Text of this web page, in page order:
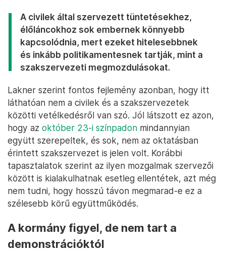
A civilek által szervezett tüntetésekhez,
élőláncokhoz sok embernek könnyebb
kapcsolódnia, mert ezeket hitelesebbnek
és inkább politikamentesnek tartják, mint a
szakszervezeti megmozdulásokat.
Lakner szerint fontos fejlemény azonban, hogy itt
láthatóan nem a civilek és a szakszervezetek
közötti vetélkedésről van szó. Jól látszott ez azon,
hogy az október 23-i színpadon mindannyian
együtt szerepeltek, és sok, nem az oktatásban
érintett szakszervezet is jelen volt. Korábbi
tapasztalatok szerint az ilyen mozgalmak szervezői
között is kialakulhatnak esetleg ellentétek, azt még
nem tudni, hogy hosszú távon megmarad-e ez a
szélesebb körű együttműködés.
A kormány figyel, de nem tart a
demonstrációktól